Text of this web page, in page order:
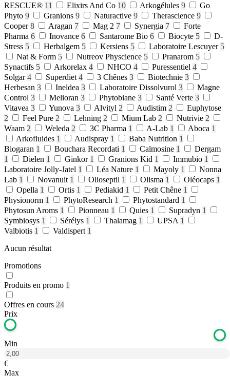
RESCUE® 11 Elixirs And Co 10 Arkogélules 9
Go
Phyto 9 Granions 9 Naturactive 9 Therascience 9
Cooper8 Aragan 7 Mag 2 7 Synergia 7
Forte
Pharma 6 Inovance 6 Santarome Bio 6 Biocyte 5
D-
Stress 5 Herbalgem 5 Kersiens 5 Laboratoire Lescuyer 5
Nat & Form 5 Nutreov Physcience 5 Pranarom 5
Synactifs 5 Arkorelax 4 NHCO 4 Puressentiel 4
Solgar4 Superdiet 4 3 Chênes 3 Biotechnie 3
Herbesan 3 Ineldea 3 Laboratoire Dissolvurol 3
Magne
Control 3 Melioran 3 Phytobiane 3 Santé Verte 3
Vitavea 3 Yunova 3 Alvityl 2 Audistim 2
Euphytose
2
Feel Pure 2 Lehning 2 Mium Lab 2 Nutrivie 2
Waam 2 Weleda 2 3C Pharma 1 A-Lab 1 Aboca 1
Arkofluides 1 Audispray 1 Baba Nutrition 1
Biogaran 1 Bouchara Recordati 1 Calmosine 1
Dergam
1
Dielen 1 Ginkor 1 Granions Kid 1 Immubio 1
Laboratoire Jolly-Jatel 1 Léa Nature 1 Mayoly 1
Nonna
Lab 1 Novanuit 1 Olioseptil 1 Olisma 1 Oléocaps 1
Opella 1 Ortis 1 Pediakid 1 Petit Chêne 1
Physionorm 1 PhytoResearch 1 Phytostandard 1
Phytosun Aroms 1 Pionneau 1 Quies 1 Supradyn 1
Symbiosys 1 Sérélys 1 Thalamag 1 UPSA 1
Valbiotis 1 Valdispert 1
Aucun résultat
Promotions
Produits en promo 1
Offres en cours 24
Prix
Min
€
Max